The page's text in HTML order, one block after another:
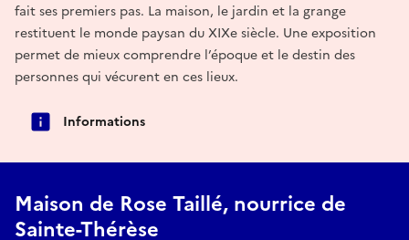
fait ses premiers pas. La maison, le jardin et la grange
restituent le monde paysan du XIXe siècle. Une exposition
permet de mieux comprendre l’époque et le destin des
personnes qui vécurent en ces lieux.
Informations
Maison de Rose Taillé, nourrice de
Sainte-Thérèse